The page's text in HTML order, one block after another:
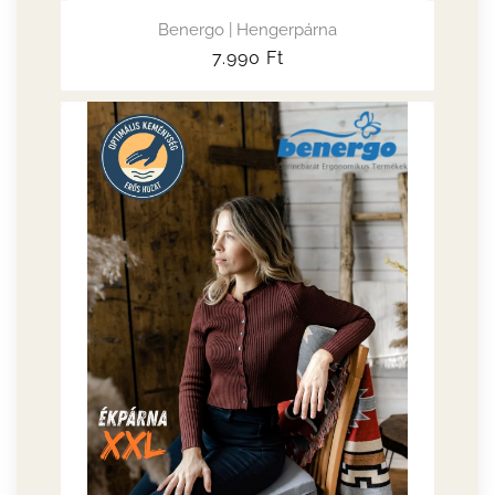
Benergo | Hengerpárna
Normál
7.990 Ft